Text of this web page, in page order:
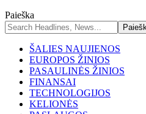
Paieška
ŠALIES NAUJIENOS
EUROPOS ŽINIOS
PASAULINĖS ŽINIOS
FINANSAI
TECHNOLOGIJOS
KELIONĖS